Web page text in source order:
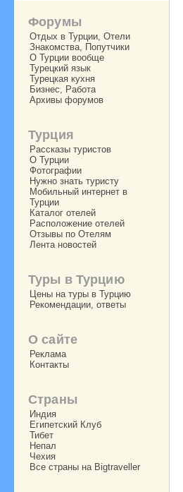
Форумы
Отдых в Турции, Отели
Знакомства, Попутчики
О Турции вообще
Турецкий язык
Турецкая кухня
Бизнес, Работа
Архивы форумов
Турция
Рассказы туристов
О Турции
Фотографии
Нужно знать туристу
Мобильный интернет в
Турции
Каталог отелей
Расположение отелей
Отзывы по Отелям
Лента новостей
Туры в Турцию
Цены на туры в Турцию
Рекомендации, ответы
О сайте
Реклама
Контакты
Страны
Индия
Египетский Клуб
Тибет
Непал
Чехия
Все страны на Bigtraveller